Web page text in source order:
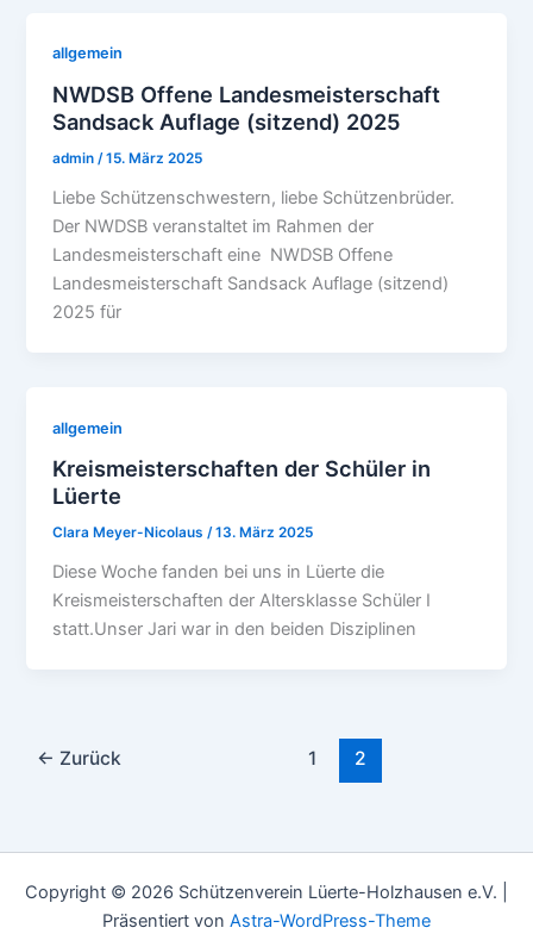
allgemein
NWDSB Offene Landesmeisterschaft
Sandsack Auflage (sitzend) 2025
admin/15. März 2025
Liebe Schützenschwestern, liebe Schützenbrüder.
Der NWDSB veranstaltet im Rahmen der
Landesmeisterschaft eine NWDSB Offene
Landesmeisterschaft Sandsack Auflage (sitzend)
2025 für
allgemein
Kreismeisterschaften der Schüler in
Lüerte
Clara Meyer-Nicolaus/13. März 2025
Diese Woche fanden bei uns in Lüerte die
Kreismeisterschaften der Altersklasse Schüler I
statt.Unser Jari war in den beiden Disziplinen
← Zurück 1 2
Copyright © 2026 Schützenverein Lüerte-Holzhausen e.V. |
Präsentiert von Astra-WordPress-Theme